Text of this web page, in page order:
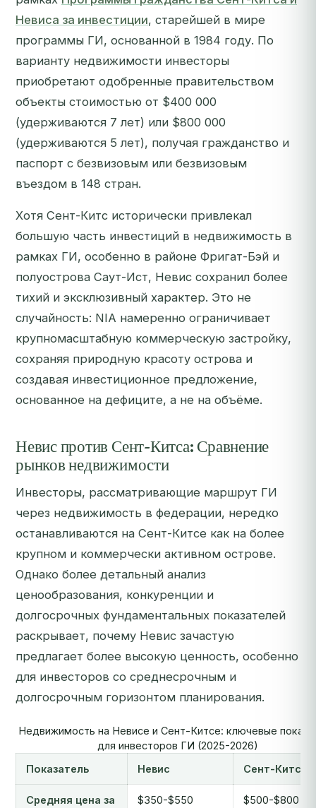
Невиса за инвестиции, старейшей в мире
программы ГИ, основанной в 1984 году. По
варианту недвижимости инвесторы
приобретают одобренные правительством
объекты стоимостью от $400 000
(удерживаются 7 лет) или $800 000
(удерживаются 5 лет), получая гражданство и
паспорт с безвизовым или безвизовым
въездом в 148 стран.
Хотя Сент-Китс исторически привлекал
большую часть инвестиций в недвижимость в
рамках ГИ, особенно в районе Фригат-Бэй и
полуострова Саут-Ист, Невис сохранил более
тихий и эксклюзивный характер. Это не
случайность: NIA намеренно ограничивает
крупномасштабную коммерческую застройку,
сохраняя природную красоту острова и
создавая инвестиционное предложение,
основанное на дефиците, а не на объёме.
Невис против Сент-Китса: Сравнение
рынков недвижимости
Инвесторы, рассматривающие маршрут ГИ
через недвижимость в федерации, нередко
останавливаются на Сент-Китсе как на более
крупном и коммерчески активном острове.
Однако более детальный анализ
ценообразования, конкуренции и
долгосрочных фундаментальных показателей
раскрывает, почему Невис зачастую
предлагает более высокую ценность, особенно
для инвесторов со среднесрочным и
долгосрочным горизонтом планирования.
Недвижимость на Невисе и Сент-Китсе: ключевые
для инвесторов ГИ (2025-2026)
Показатель
Невис Сент-Китс
Средняя цена за
$350-$550 $500-$800